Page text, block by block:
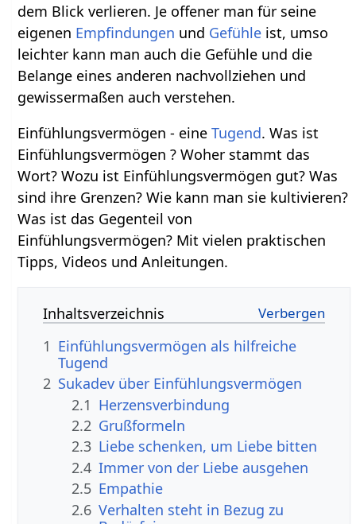
dem Blick verlieren. Je offener man für seine
eigenen Empfindungen und Gefühle ist, umso
leichter kann man auch die Gefühle und die
Belange eines anderen nachvollziehen und
gewissermaßen auch verstehen.
Einfühlungsvermögen - eineTugend. Was ist
Einfühlungsvermögen ? Woher stammt das
Wort? Wozu ist Einfühlungsvermögen gut? Was
sind ihre Grenzen? Wie kann man sie kultivieren?
Was ist das Gegenteil von
Einfühlungsvermögen? Mit vielen praktischen
Tipps, Videos und Anleitungen.
Inhaltsverzeichnis
1 Einfühlungsvermögen als hilfreiche
Tugend
2 Sukadev über Einfühlungsvermögen
2.1 Herzensverbindung
2.2 Grußformeln
2.3 Liebe schenken, um Liebe bitten
2.4 Immer von der Liebe ausgehen
2.5 Empathie
2.6 Verhalten steht in Bezug zu